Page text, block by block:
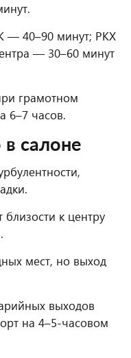
— 40–90 минут; PKX
— 30–60 минут
грамотном
6–7 часов.
салоне
близости к центру
мест, но выход
выходов
на 4–5-часовом